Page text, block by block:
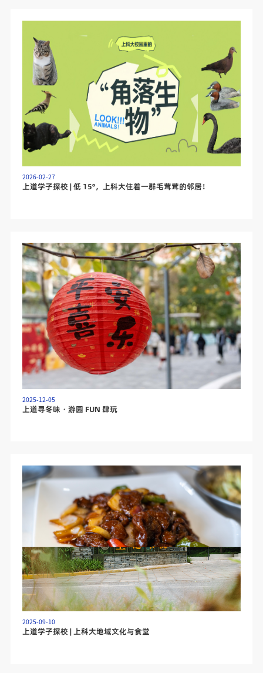
2026-02-27
上道学子探校 | 低 15°，上科大住着一群毛茸茸的邻居！
2025-12-05
上道寻冬味・游园 FUN 肆玩
2025-09-10
上道学子探校 | 上科大地域文化与食堂